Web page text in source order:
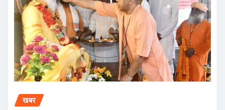
खबर